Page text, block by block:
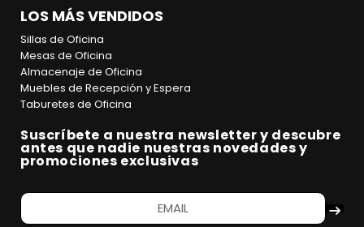
LOS MÁS VENDIDOS
Sillas de Oficina
Mesas de Oficina
Almacenaje de Oficina
Muebles de Recepción y Espera
Taburetes de Oficina
Suscríbete a nuestra newsletter y descubre
antes que nadie nuestras novedades y
promociones exclusivas